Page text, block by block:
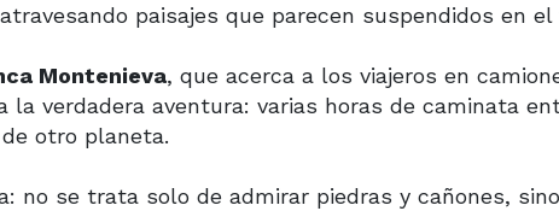
paisajes que parecen suspendidos en el
Montenieva, que acerca a los viajeros en
la verdadera aventura: varias horas de caminata
otro planeta.
no se trata solo de admirar piedras y cañones,